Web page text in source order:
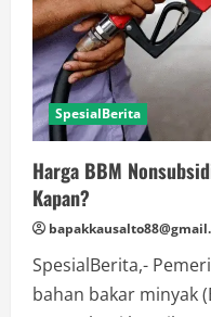
SpesialBerita
Harga BBM
Kapan?
SpesialBerita,-
bahan bakar minyak